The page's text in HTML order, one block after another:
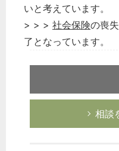
いと考えています。
> > > 社会保険の喪
了となっています。
相談